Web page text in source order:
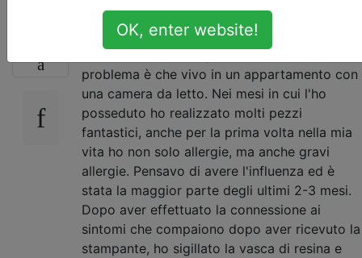
So di aver fatto qualcosa di stupido. Dovevo
solo avere una stampante SLA 3d. Il
problema è che vivo in un appartamento con
una camera da letto. Nei mesi in cui l'ho
posseduto ho realizzato molti pezzi
fantastici, anche per la prima volta nella mia
vita ho non solo allergie, ma anche gravi
allergie. Pensavo di avere l'influenza ed è
stata la maggior parte degli ultimi 2-3 mesi.
Dopo aver effettuato la connessione ai
sintomi che compaiono dopo aver ricevuto la
stampante, ho sigillato la vasca di resina e
OK, enter website!